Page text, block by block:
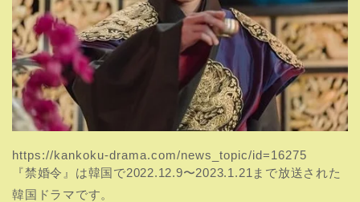
https://kankoku-drama.com/news_topic/id=16275
『禁婚令』は韓国で2022.12.9〜2023.1.21まで放送された
韓国ドラマです。